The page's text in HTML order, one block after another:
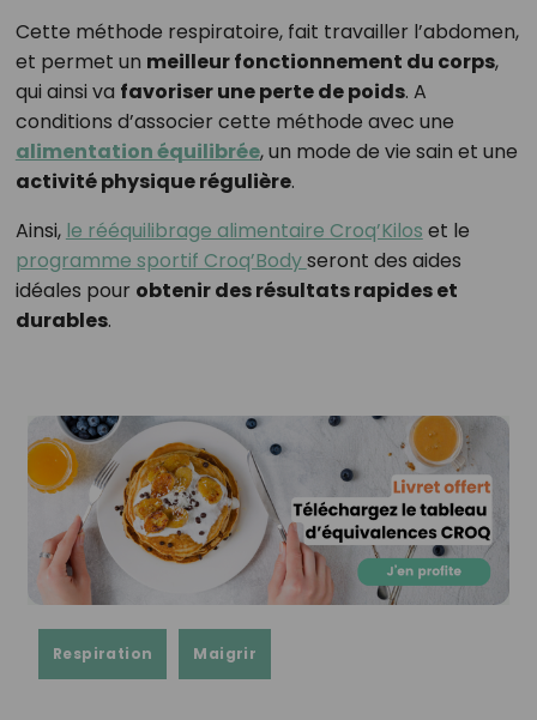
Cette méthode respiratoire, fait travailler l’abdomen,
et permet un meilleur fonctionnement du corps,
qui ainsi va favoriser une perte de poids. A
conditions d’associer cette méthode avec une
alimentation équilibrée, un mode de vie sain et une
activité physique régulière.
Ainsi, le rééquilibrage alimentaire Croq’Kilos et le
programme sportif Croq’Bodyseront des aides
idéales pour obtenir des résultats rapides et
durables.
Respiration Maigrir